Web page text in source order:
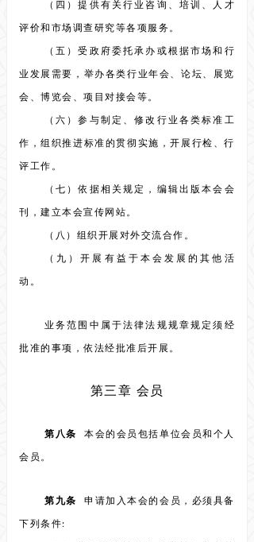
（四）提供有关行业咨询、培训、人才
评价和市场调查研究等各项服务。
（五）受政府委托承办或根据市场和行
业发展需要，举办各类行业年会、论坛、展览
会、博览会、项目对接会等。
（六）参与制定、修改行业各类标准工
作，组织推进标准的贯彻实施，开展行检、行
评工作。
（七）依据相关规定，编辑出版本会会
刊，建立本会宣传网站。
（八）组织开展对外交流合作。
（九）开展有益于本会发展的其他活
动。
业务范围中属于法律法规规章规定须经
批准的事项，依法经批准后开展。
第三章 会员
第八条 本会的会员包括单位会员和个人
会员。
第九条 申请加入本会的会员，必须具备
下列条件: